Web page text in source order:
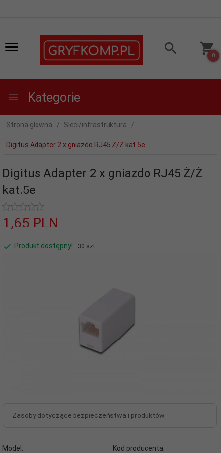
0
Kategorie
Strona główna Sieci/infrastruktura
Digitus Adapter 2 x gniazdo RJ45 Ż/Ż kat.5e
Digitus Adapter 2 x gniazdo RJ45 Ż/Ż
kat.5e
1,65 PLN
Produkt dostępny! 30 szt.
Zasoby dotyczące bezpieczeństwa i produktów
Model:
Kod producenta: